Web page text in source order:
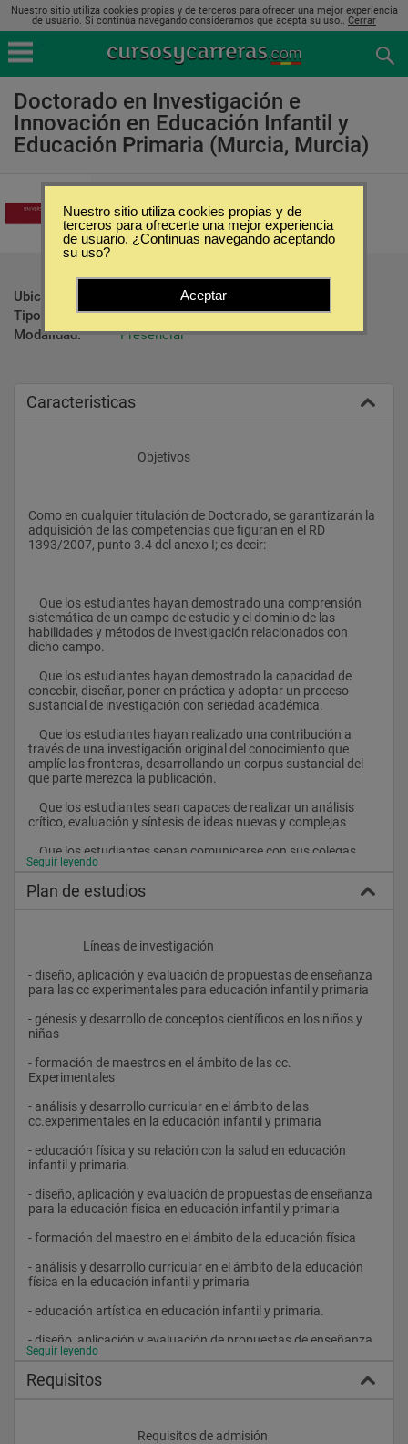
Nuestro sitio utiliza cookies propias y de terceros para ofrecer una mejor experiencia
de usuario. Si continúa navegando consideramos que acepta su uso.. Cerrar
Doctorado en Investigación e
Innovación en Educación Infantil y
Educación Primaria (Murcia, Murcia)
Universidad de Murcia
Ubicación:
Murcia - Murcia
Tipo:
Doctorados
Modalidad:
Presencial
Caracteristicas
					Objetivos
Como en cualquier titulación de Doctorado, se garantizarán la
adquisición de las competencias que figuran en el RD
1393/2007, punto 3.4 del anexo I; es decir:
sistemática de un campo de estudio y el dominio de las
habilidades y métodos de investigación relacionados con
dicho campo.
concebir, diseñar, poner en práctica y adoptar un proceso
sustancial de investigación con seriedad académica.
través de una investigación original del conocimiento que
amplíe las fronteras, desarrollando un corpus sustancial del
que parte merezca la publicación.
crítico, evaluación y síntesis de ideas nuevas y complejas
con la comunidad académica en su conjunto y con la sociedad
cultural dentro de una sociedad basada en el conocimiento.
Además, se garantizarán otras más específicas:
    Que los estudiantes sean capaces de identificar problemas,
retos, necesidades, etc. del alumnado y del profesorado de las
etapas educativas donde realicen la investigación.
    Que los estudiantes tomen conciencia de que la
investigación e innovación educativas son estrategias de
formación para el profesorado; es decir, que pretende, en
definitiva, una mejora social y profesional.
maestros, su función social, su compromiso con el alumnado,
la importancia del trabajo colaborativo y el intercambio de
ideas y experiencias con otros compañeros que estén en el
Doctorado.
Seguir leyendo
Plan de estudios
                    Líneas de investigación
- diseño, aplicación y evaluación de propuestas de enseñanza
para las cc experimentales para educación infantil y primaria
- génesis y desarrollo de conceptos científicos en los niños y
niñas
- formación de maestros en el ámbito de las cc.
Experimentales
- análisis y desarrollo curricular en el ámbito de las
cc.experimentales en la educación infantil y primaria
- educación física y su relación con la salud en educación
infantil y primaria.
- diseño, aplicación y evaluación de propuestas de enseñanza
para la educación física en educación infantil y primaria
- formación del maestro en el ámbito de la educación física
- análisis y desarrollo curricular en el ámbito de la educación
física en la educación infantil y primaria
- educación artística en educación infantil y primaria.
- diseño, aplicación y evaluación de propuestas de enseñanza
para la expresión plástica en educación infantil y primaria
- formación del maestro en el ámbito de la expresión plástica
plástica en la educación infantil y primaria
Seguir leyendo
Requisitos
					Requisitos de admisión
Nuestro sitio utiliza cookies propias y de
terceros para ofrecerte una mejor experiencia
de usuario. ¿Continuas navegando aceptando
su uso?
Aceptar